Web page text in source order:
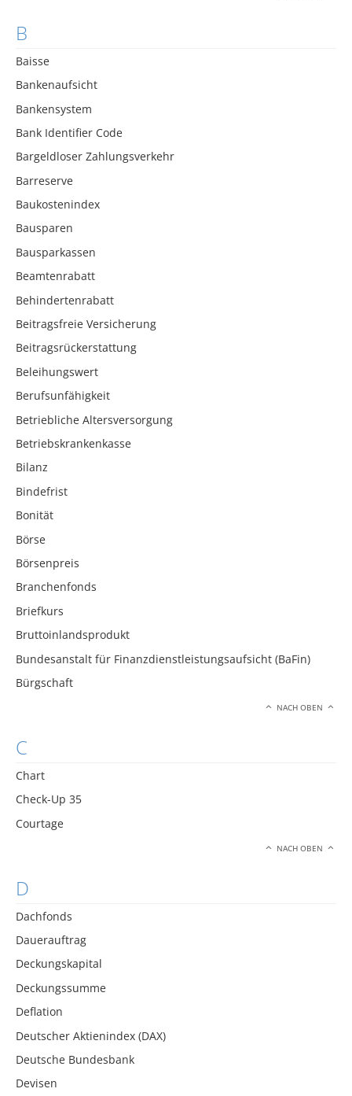
B
Baisse
Bankenaufsicht
Bankensystem
Bank Identifier Code
Bargeldloser Zahlungsverkehr
Barreserve
Baukostenindex
Bausparen
Bausparkassen
Beamtenrabatt
Behindertenrabatt
Beitragsfreie Versicherung
Beitragsrückerstattung
Beleihungswert
Berufsunfähigkeit
Betriebliche Altersversorgung
Betriebskrankenkasse
Bilanz
Bindefrist
Bonität
Börse
Börsenpreis
Branchenfonds
Briefkurs
Bruttoinlandsprodukt
Bundesanstalt für Finanzdienstleistungsaufsicht (BaFin)
Bürgschaft
NACH OBEN
C
Chart
Check-Up 35
Courtage
NACH OBEN
D
Dachfonds
Dauerauftrag
Deckungskapital
Deckungssumme
Deflation
Deutscher Aktienindex (DAX)
Deutsche Bundesbank
Devisen